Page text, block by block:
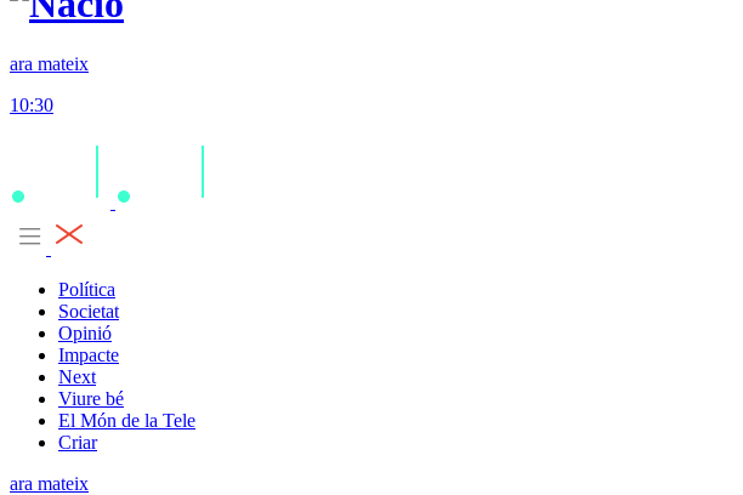
ara mateix
10:30
Política
Societat
Opinió
Impacte
Next
Viure bé
El Món de la Tele
Criar
ara mateix